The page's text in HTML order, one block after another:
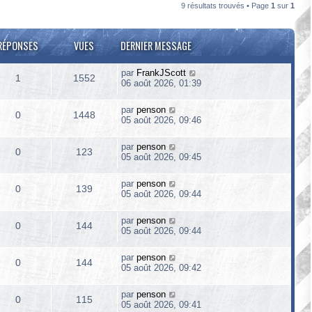
9 résultats trouvés • Page 1 sur 1
VUES DERNIER MESSAGE
1 1552 par FrankJScott
06 août 2026, 01:39
0 1448 par penson
05 août 2026, 09:46
0 123 par penson
05 août 2026, 09:45
0 139 par penson
05 août 2026, 09:44
0 144 par penson
05 août 2026, 09:44
0 144 par penson
05 août 2026, 09:42
0 115 par penson
05 août 2026, 09:41